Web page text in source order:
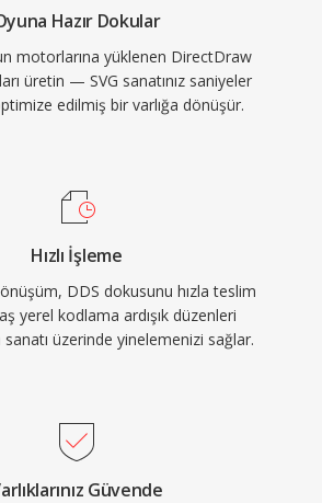
Hazır Dokular
motorlarına yüklenen DirectDraw
üretin — SVG sanatınız saniyeler
edilmiş bir varlığa dönüşür.
Hızlı İşleme
DDS dokusunu hızla teslim
yerel kodlama ardışık düzenleri
üzerinde yinelemenizi sağlar.
Güvende